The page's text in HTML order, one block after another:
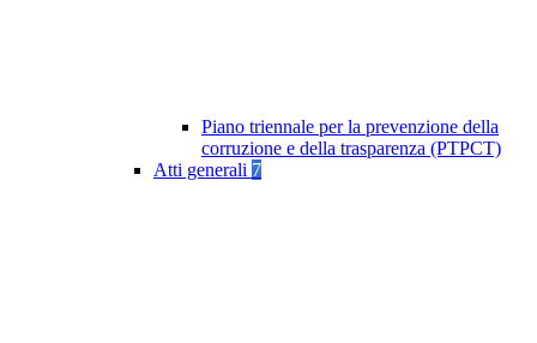
Piano triennale per la prevenzione della
corruzione e della trasparenza (PTPCT)
Atti generali 7